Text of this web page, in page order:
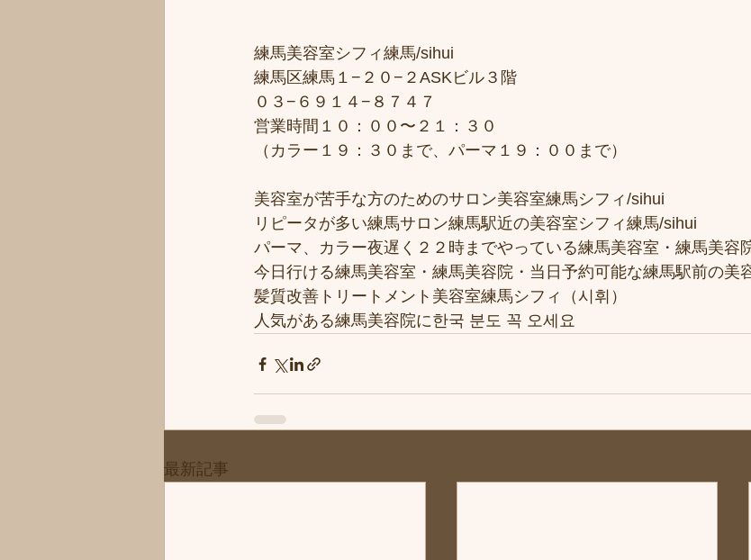
練馬美容室シフィ練馬/sihui
練馬区練馬１−２０−２ASKビル３階
０３−６９１４−８７４７
営業時間１０：００〜２１：３０
（カラー１９：３０まで、パーマ１９：００まで）
美容室が苦手な方のためのサロン美容室練馬シフィ/sihui
リピータが多い練馬サロン練馬駅近の美容室シフィ練馬/sihui
パーマ、カラー夜遅く２２時までやっている練馬美容室・練馬美容
今日行ける練馬美容室・練馬美容院・当日予約可能な練馬駅前の美
髪質改善トリートメント美容室練馬シフィ（시휘）
人気がある練馬美容院に한국 분도 꼭 오세요
最新記事